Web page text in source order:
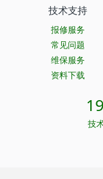
技术支持
报修服务
常见问题
维保服务
资料下载
技